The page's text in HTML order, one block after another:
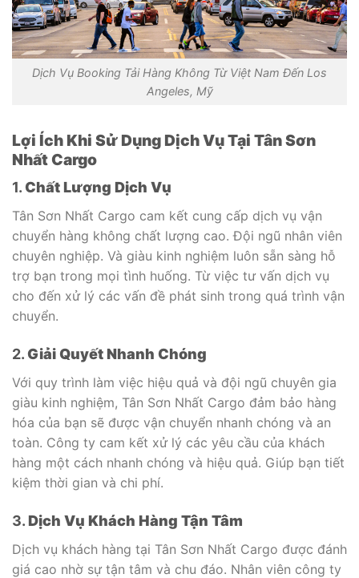
Dịch Vụ Booking Tải Hàng Không Từ Việt Nam Đến Los
Angeles, Mỹ
Lợi Ích Khi Sử Dụng Dịch Vụ Tại Tân Sơn
Nhất Cargo
1.Chất Lượng Dịch Vụ
Tân Sơn Nhất Cargo cam kết cung cấp dịch vụ vận
chuyển hàng không chất lượng cao. Đội ngũ nhân viên
chuyên nghiệp. Và giàu kinh nghiệm luôn sẵn sàng hỗ
trợ bạn trong mọi tình huống. Từ việc tư vấn dịch vụ
cho đến xử lý các vấn đề phát sinh trong quá trình vận
chuyển.
2.Giải Quyết Nhanh Chóng
Với quy trình làm việc hiệu quả và đội ngũ chuyên gia
giàu kinh nghiệm, Tân Sơn Nhất Cargo đảm bảo hàng
hóa của bạn sẽ được vận chuyển nhanh chóng và an
toàn. Công ty cam kết xử lý các yêu cầu của khách
hàng một cách nhanh chóng và hiệu quả. Giúp bạn tiết
kiệm thời gian và chi phí.
3.Dịch Vụ Khách Hàng Tận Tâm
Dịch vụ khách hàng tại Tân Sơn Nhất Cargo được đánh
giá cao nhờ sự tận tâm và chu đáo. Nhân viên công ty